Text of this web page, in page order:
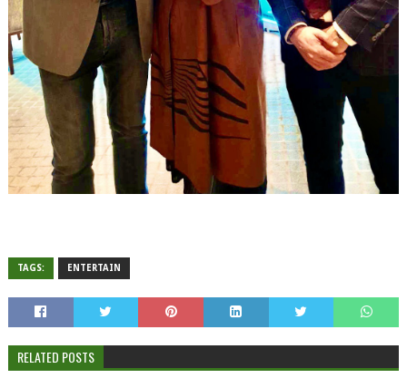
TAGS: ENTERTAIN
RELATED POSTS